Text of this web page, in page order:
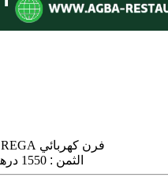
فرن كهربائي FAR GREGA
الثمن : 1550 درهم*